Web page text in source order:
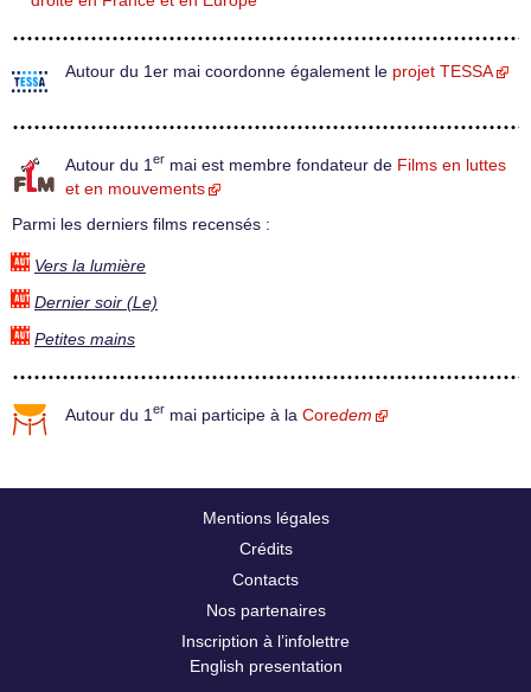
Autour du 1er mai coordonne également le projet TESSA
Autour du 1 er mai est membre fondateur de Films en luttes
et en mouvements
Parmi les derniers films recensés :
Vers la lumière
Dernier soir (Le)
Petites mains
Autour du 1 er mai participe à la Coredem
Mentions légales
Crédits
Contacts
Nos partenaires
Inscription à l’infolettre
English presentation